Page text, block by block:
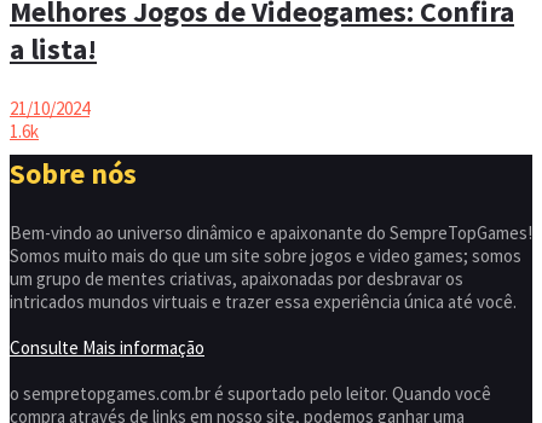
Melhores Jogos de Videogames: Confira
a lista!
21/10/2024
1.6k
Sobre nós
Bem-vindo ao universo dinâmico e apaixonante do SempreTopGames!
Somos muito mais do que um site sobre jogos e video games; somos
um grupo de mentes criativas, apaixonadas por desbravar os
intricados mundos virtuais e trazer essa experiência única até você.
Consulte Mais informação
o sempretopgames.com.br é suportado pelo leitor. Quando você
compra através de links em nosso site, podemos ganhar uma